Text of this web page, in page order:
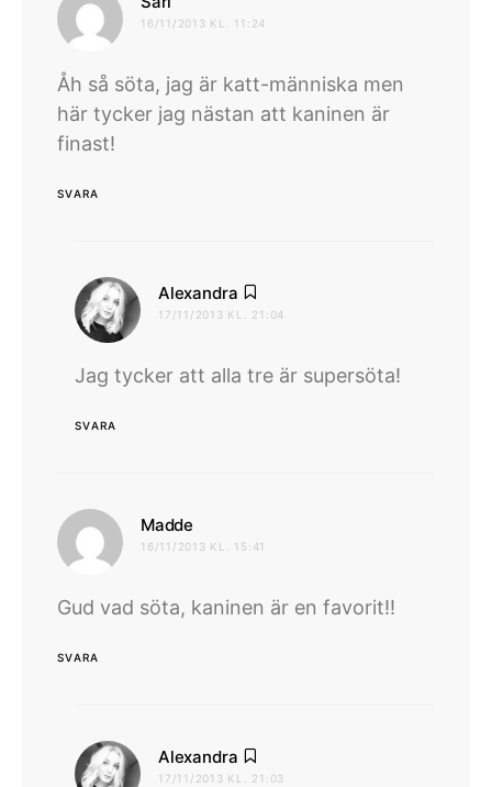
16/11/2013 KL. 11:24
Åh så söta, jag är katt-människa men
här tycker jag nästan att kaninen är
finast!
SVARA
Alexandra
17/11/2013 KL. 21:04
Jag tycker att alla tre är supersöta!
SVARA
Madde
16/11/2013 KL. 15:41
Gud vad söta, kaninen är en favorit!!
SVARA
Alexandra
17/11/2013 KL. 21:03